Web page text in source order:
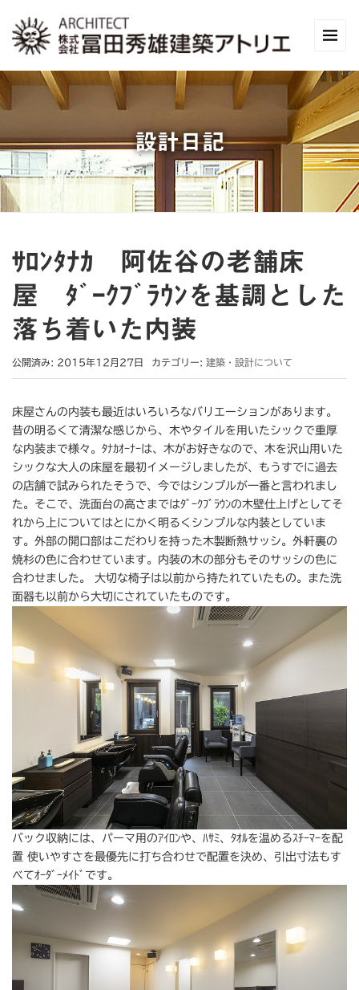
設計日記
ｻﾛﾝﾀﾅｶ 阿佐谷の老舗床
屋 ﾀﾞｰｸﾌﾞﾗｳﾝを基調とした
落ち着いた内装
公開済み: 2015年12月27日 カテゴリー: 建築・設計について
床屋さんの内装も最近はいろいろなバリエーションがあります。
昔の明るくて清潔な感じから、木やタイルを用いたシックで重厚
な内装まで様々。ﾀﾅｶｵｰﾅｰは、木がお好きなので、木を沢山用いた
シックな大人の床屋を最初イメージしましたが、もうすでに過去
の店舗で試みられたそうで、今ではシンプルが一番と言われまし
た。そこで、洗面台の高さまではﾀﾞｰｸﾌﾞﾗｳﾝの木壁仕上げとしてそ
れから上についてはとにかく明るくシンプルな内装としていま
す。外部の開口部はこだわりを持った木製断熱サッシ。外軒裏の
焼杉の色に合わせています。内装の木の部分もそのサッシの色に
合わせました。 大切な椅子は以前から持たれていたもの。また洗
面器も以前から大切にされていたものです。
バック収納には、パーマ用のｱｲﾛﾝや、ﾊｻﾐ、ﾀｵﾙを温めるｽﾁｰﾏｰを配
置 使いやすさを最優先に打ち合わせで配置を決め、引出寸法もす
べてｵｰﾀﾞｰﾒｲﾄﾞです。